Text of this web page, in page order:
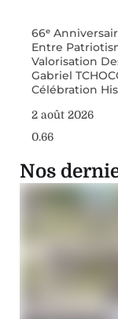
66ᵉ
Entre
Valorisation
Gabriel
Célébration
2 août 2026
Nos